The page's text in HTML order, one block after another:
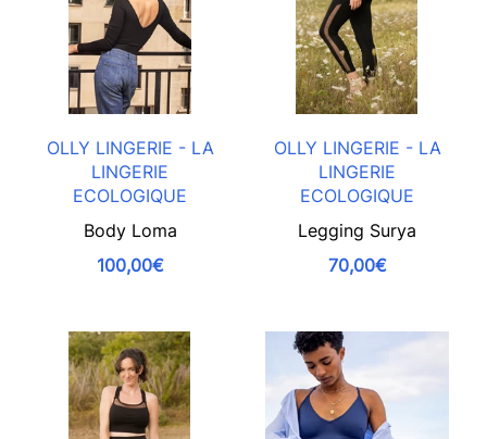
OLLY LINGERIE - LA
LINGERIE
ECOLOGIQUE
Body Loma
100,00€
OLLY LINGERIE - LA
LINGERIE
ECOLOGIQUE
Legging Surya
70,00€